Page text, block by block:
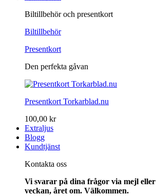
Biltillbehör och presentkort
Biltillbehör
Presentkort
Den perfekta gåvan
Presentkort Torkarblad.nu
100,00 kr
Extraljus
Blogg
Kundtjänst
Kontakta oss
Vi svarar på dina frågor via mejl
veckan, året om. Välkommen.